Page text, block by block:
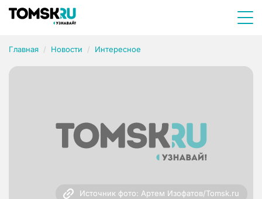
Главная Новости Интересное
Источник фото: Артем Изофатов/Tomsk.ru